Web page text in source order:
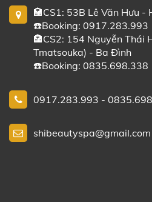
🏣CS1: 53B Lê Văn Hưu -
☎️Booking: 0917.283.993
🏣CS2: 154 Nguyễn Thái
Tmatsouka) - Ba Đình
☎️Booking: 0835.698.338
0917.283.993 -
shibeautyspa@gmail.com